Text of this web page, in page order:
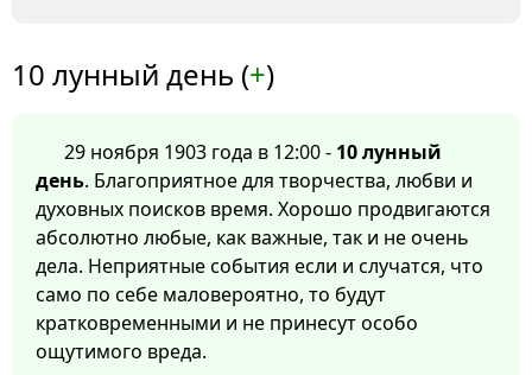
10 лунный день (+)
29 ноября 1903 года в 12:00 - 10 лунный
день. Благоприятное для творчества, любви и
духовных поисков время. Хорошо продвигаются
абсолютно любые, как важные, так и не очень
дела. Неприятные события если и случатся, что
само по себе маловероятно, то будут
кратковременными и не принесут особо
ощутимого вреда.